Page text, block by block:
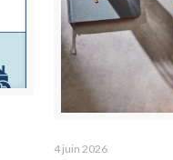
4 juin 2026